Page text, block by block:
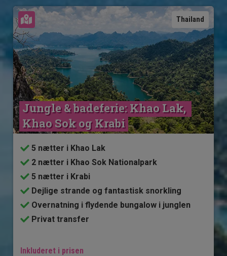
Thailand
Se kort
Jungle & badeferie: Khao Lak,
Khao Sok og Krabi
5 nætter i Khao Lak
2 nætter i Khao Sok Nationalpark
5 nætter i Krabi
Dejlige strande og fantastisk snorkling
Overnatning i flydende bungalow i junglen
Privat transfer
Inkluderet i prisen